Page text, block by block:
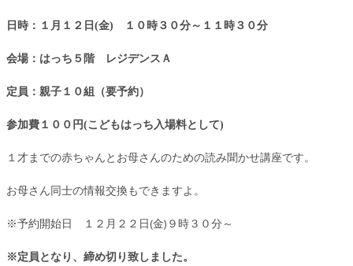
日時：１月１２日(金) １０時３０分～１１時３０分
会場：はっち５階 レジデンスＡ
定員：親子１０組（要予約）
参加費１００円(こどもはっち入場料として)
１才までの赤ちゃんとお母さんのための読み聞かせ講座です。
お母さん同士の情報交換もできますよ。
※予約開始日 １２月２２日(金)９時３０分～
※定員となり、締め切り致しました。